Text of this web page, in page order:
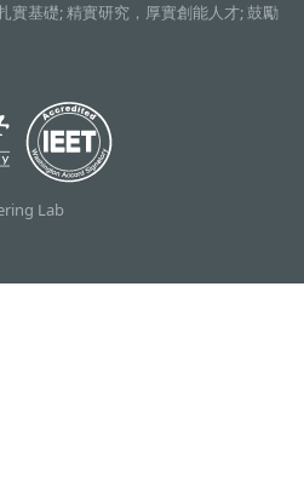
實基礎; 精實研究，厚實創能人才; 鼓勵
Lab